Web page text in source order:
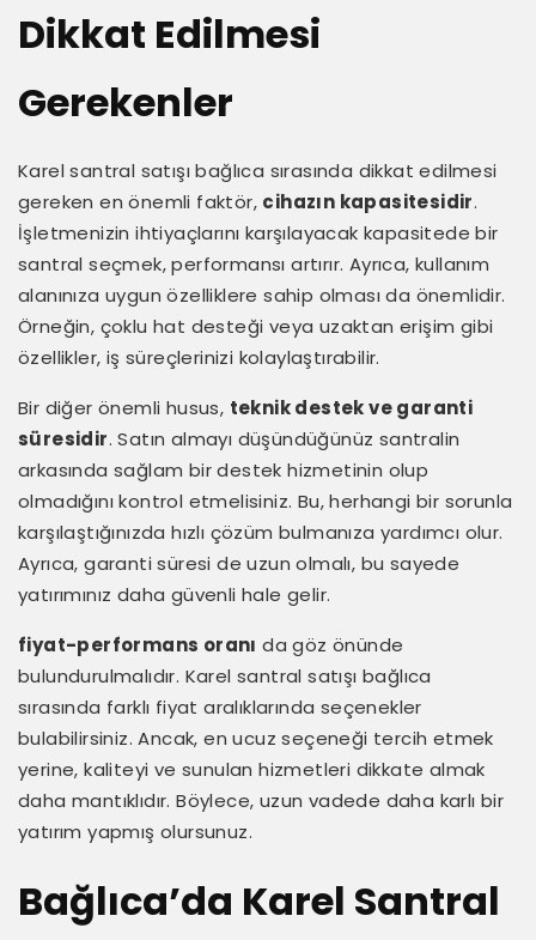
Dikkat Edilmesi
Gerekenler
Karel santral satışı bağlıca sırasında dikkat edilmesi
gereken en önemli faktör, cihazın kapasitesidir.
İşletmenizin ihtiyaçlarını karşılayacak kapasitede bir
santral seçmek, performansı artırır. Ayrıca, kullanım
alanınıza uygun özelliklere sahip olması da önemlidir.
Örneğin, çoklu hat desteği veya uzaktan erişim gibi
özellikler, iş süreçlerinizi kolaylaştırabilir.
Bir diğer önemli husus, teknik destek ve garanti
süresidir. Satın almayı düşündüğünüz santralin
arkasında sağlam bir destek hizmetinin olup
olmadığını kontrol etmelisiniz. Bu, herhangi bir sorunla
karşılaştığınızda hızlı çözüm bulmanıza yardımcı olur.
Ayrıca, garanti süresi de uzun olmalı, bu sayede
yatırımınız daha güvenli hale gelir.
fiyat-performans oranı da göz önünde
bulundurulmalıdır. Karel santral satışı bağlıca
sırasında farklı fiyat aralıklarında seçenekler
bulabilirsiniz. Ancak, en ucuz seçeneği tercih etmek
yerine, kaliteyi ve sunulan hizmetleri dikkate almak
daha mantıklıdır. Böylece, uzun vadede daha karlı bir
yatırım yapmış olursunuz.
Bağlıca’da Karel Santral